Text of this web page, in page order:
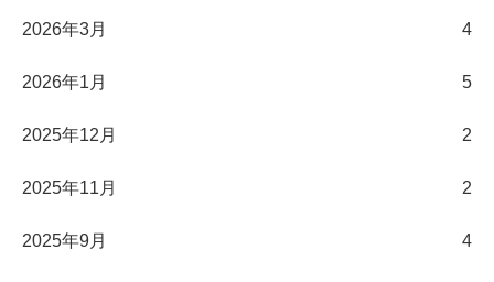
2026年3月 4
2026年1月 5
2025年12月 2
2025年11月 2
2025年9月 4